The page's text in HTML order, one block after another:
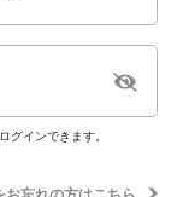
グインできます。